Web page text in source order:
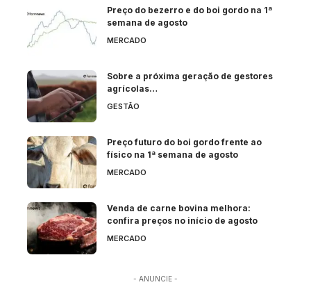
Preço do bezerro e do boi gordo na 1ª
semana de agosto
MERCADO
Sobre a próxima geração de gestores
agrícolas…
GESTÃO
Preço futuro do boi gordo frente ao
físico na 1ª semana de agosto
MERCADO
Venda de carne bovina melhora:
confira preços no início de agosto
MERCADO
- ANUNCIE -